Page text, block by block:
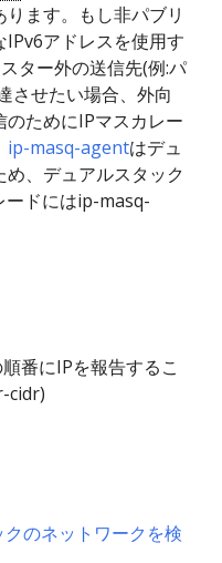
ます。もし非パブリ
アドレスを使用す
ター外の送信先(例:パ
させたい場合、外向
ためにIPマスカレー
ip-masq-agentはデュ
、デュアルスタック
ードにはip-masq-
番にIPを報告するこ
cidr)
のネットワークを検